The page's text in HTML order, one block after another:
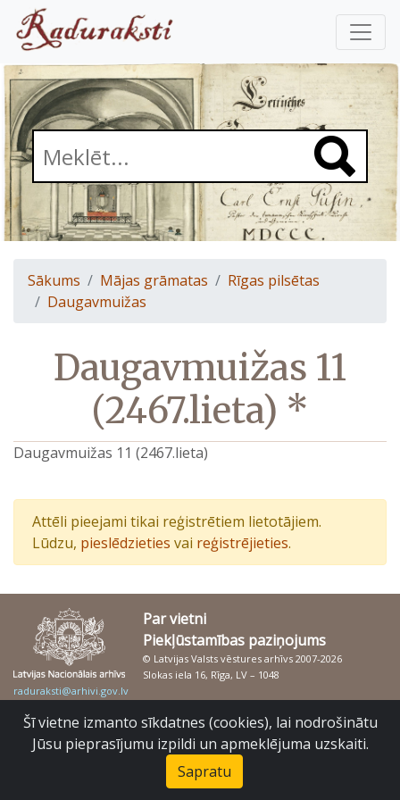
Sākums Mājas grāmatas
Rīgas pilsētas
Daugavmuižas
Daugavmuižas 11
(2467.lieta) *
Daugavmuižas 11 (2467.lieta)
Attēli pieejami tikai reģistrētiem lietotājiem.
Lūdzu, pieslēdzieties vai reģistrējieties.
Par vietni
Piekļūstamības paziņojums
© Latvijas Valsts vēstures arhīvs 2007-2026
Slokas iela 16, Rīga, LV – 1048
raduraksti@arhivi.gov.lv
Šī vietne izmanto sīkdatnes (cookies), lai nodrošinātu
Jūsu pieprasījumu izpildi un apmeklējuma uzskaiti.
Sapratu